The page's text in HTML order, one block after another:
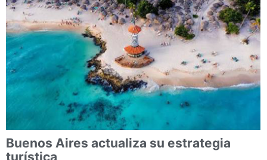
Buenos Aires actualiza su estrategia
turística